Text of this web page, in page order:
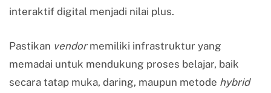
interaktif digital menjadi nilai plus.
Pastikan vendormemiliki infrastruktur yang
memadai untuk mendukung proses belajar, baik
secara tatap muka, daring, maupun metode hybrid